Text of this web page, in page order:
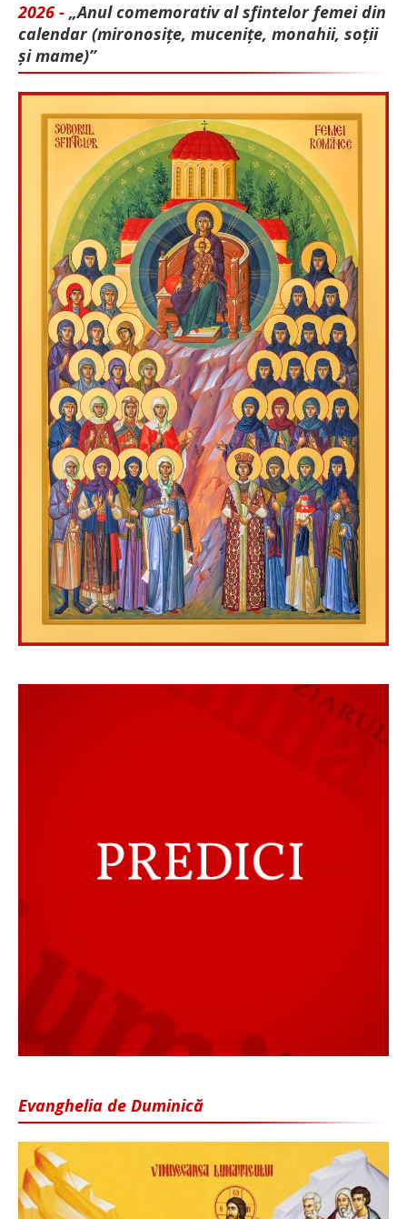
2026 - „Anul comemorativ al sfintelor femei din
calendar (mironosițe, mu­cenițe, monahii, soții
și mame)”
Evanghelia de Duminică